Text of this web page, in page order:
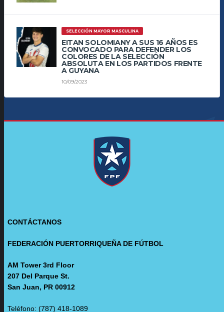
SELECCIÓN MAYOR MASCULINA
EITAN SOLOMIANY A SUS 16 AÑOS ES
CONVOCADO PARA DEFENDER LOS
COLORES DE LA SELECCIÓN
ABSOLUTA EN LOS PARTIDOS FRENTE
A GUYANA
10/09/2023
CONTÁCTANOS
FEDERACIÓN PUERTORRIQUEÑA DE FÚTBOL
AM Tower 3rd Floor
207 Del Parque St.
San Juan, PR 00912
Teléfono: (787) 418-1089